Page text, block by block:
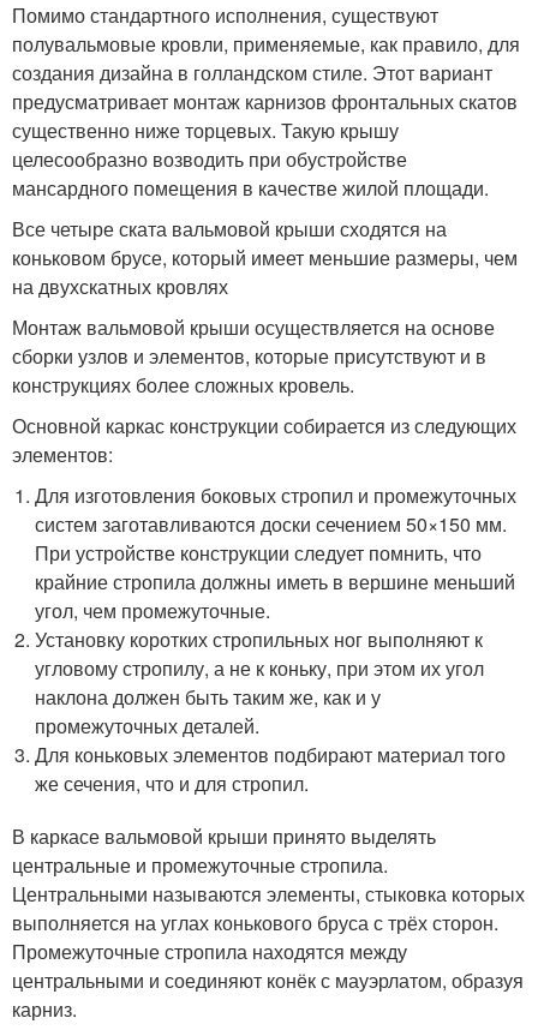
Помимо стандартного исполнения, существуют
полувальмовые кровли, применяемые, как правило, для
создания дизайна в голландском стиле. Этот вариант
предусматривает монтаж карнизов фронтальных скатов
существенно ниже торцевых. Такую крышу
целесообразно возводить при обустройстве
мансардного помещения в качестве жилой площади.
Все четыре ската вальмовой крыши сходятся на
коньковом брусе, который имеет меньшие размеры, чем
на двухскатных кровлях
Монтаж вальмовой крыши осуществляется на основе
сборки узлов и элементов, которые присутствуют и в
конструкциях более сложных кровель.
Основной каркас конструкции собирается из следующих
элементов:
Для изготовления боковых стропил и промежуточных
систем заготавливаются доски сечением 50×150 мм.
При устройстве конструкции следует помнить, что
крайние стропила должны иметь в вершине меньший
угол, чем промежуточные.
Установку коротких стропильных ног выполняют к
угловому стропилу, а не к коньку, при этом их угол
наклона должен быть таким же, как и у
промежуточных деталей.
Для коньковых элементов подбирают материал того
же сечения, что и для стропил.
В каркасе вальмовой крыши принято выделять
центральные и промежуточные стропила.
Центральными называются элементы, стыковка которых
выполняется на углах конькового бруса с трёх сторон.
Промежуточные стропила находятся между
центральными и соединяют конёк с мауэрлатом, образуя
карниз.